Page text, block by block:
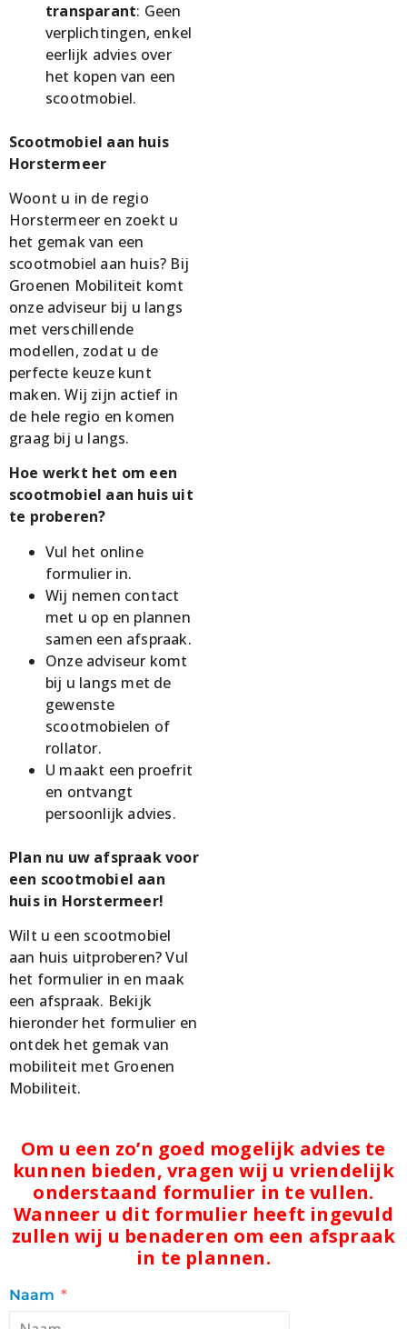
transparant: Geen
verplichtingen, enkel
eerlijk advies over
het kopen van een
scootmobiel.
Scootmobiel aan huis
Horstermeer
Woont u in de regio
Horstermeer en zoekt u
het gemak van een
scootmobiel aan huis? Bij
Groenen Mobiliteit komt
onze adviseur bij u langs
met verschillende
modellen, zodat u de
perfecte keuze kunt
maken. Wij zijn actief in
de hele regio en komen
graag bij u langs.
Hoe werkt het om een
scootmobiel aan huis uit
te proberen?
Vul het online
formulier in.
Wij nemen contact
met u op en plannen
samen een afspraak.
Onze adviseur komt
bij u langs met de
gewenste
scootmobielen of
rollator.
U maakt een proefrit
en ontvangt
persoonlijk advies.
Plan nu uw afspraak voor
een scootmobiel aan
huis in Horstermeer!
Wilt u een scootmobiel
aan huis uitproberen? Vul
het formulier in en maak
een afspraak. Bekijk
hieronder het formulier en
ontdek het gemak van
mobiliteit met Groenen
Mobiliteit.
Om u een zo’n goed mogelijk advies te
kunnen bieden, vragen wij u vriendelijk
onderstaand formulier in te vullen.
Wanneer u dit formulier heeft ingevuld
zullen wij u benaderen om een afspraak
in te plannen.
Naam